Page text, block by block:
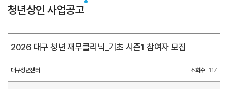
청년상인 사업공고
2026 대구 청년 재무클리닉_기초 시즌1 참여자 모집
대구청년센터 조회수 117